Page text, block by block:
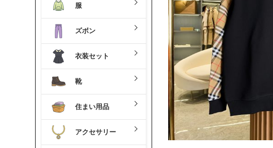
服
ズボン
衣装セット
靴
住まい用品
アクセサリー